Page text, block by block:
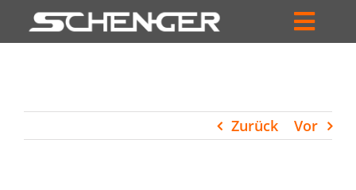
Inhalt
HÄNDLERSUCHE
Zurück Vor